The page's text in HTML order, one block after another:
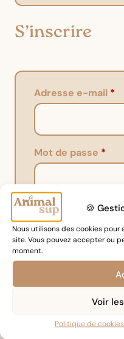
🍪
Nous utilisons des cookies
site. Vous pouvez accepter ou
moment.
Voir
Politique de cookies
S’inscrire
Adresse e-mail *
Mot de passe *
Vos données
accompagner au cours
l’accès à votre compte,
dans notre politique de